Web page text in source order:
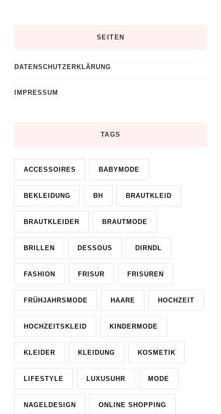
SEITEN
DATENSCHUTZERKLÄRUNG
IMPRESSUM
TAGS
ACCESSOIRES BABYMODE
BEKLEIDUNG BH BRAUTKLEID
BRAUTKLEIDER BRAUTMODE
BRILLEN DESSOUS DIRNDL
FASHION FRISUR FRISUREN
FRÜHJAHRSMODE HAARE HOCHZEIT
HOCHZEITSKLEID KINDERMODE
KLEIDER KLEIDUNG KOSMETIK
LIFESTYLE LUXUSUHR MODE
NAGELDESIGN ONLINE SHOPPING